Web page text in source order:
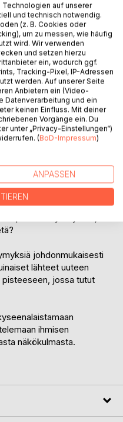
ovat kertoneet
joka ei näytä
Sumerilaiset
ihmisen kehitykseen
ilmestyneen äkillisesti.
Symboliset
johdonmukaisesti
lähteet uuteen
pisteeseen, jossa tutut
ihmisen
näkökulmasta.
auf unserer
und technisch notwendig.
(z. B. Cookies oder
um zu messen, wie häufig
wird. Wir verwenden
und setzen hierzu
ein, wodurch ggf.
Tracking-Pixel, IP-Adressen
werden. Auf unserer Seite
Anbietern ein (Video-
Datenverarbeitung und ein
keinen Einfluss. Mit deiner
Vorgänge ein. Du
unter „Privacy-Einstellungen“)
(BoD-Impressum)
ANPASSEN